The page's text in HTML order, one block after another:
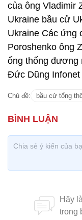
của ông Vladimir
Ukraine bầu cử
Ukraine Các ứng
Poroshenko ông
ổng thống đương
Đức Dũng Infonet
Chủ đề: bầu cử tổng